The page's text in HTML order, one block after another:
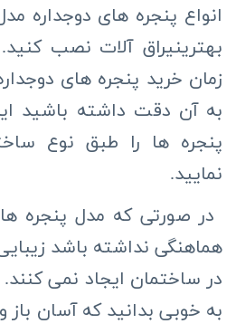
انواع پنجره های دوجداره
بهترینیراق آلات نصب
زمان خرید پنجره های
به آن دقت داشته باشید
پنجره ها را طبق نوع
نمایید.
در صورتی که مدل پنجره
هماهنگی نداشته باشد
در ساختمان ایجاد نمی
به خوبی بدانید که آسان